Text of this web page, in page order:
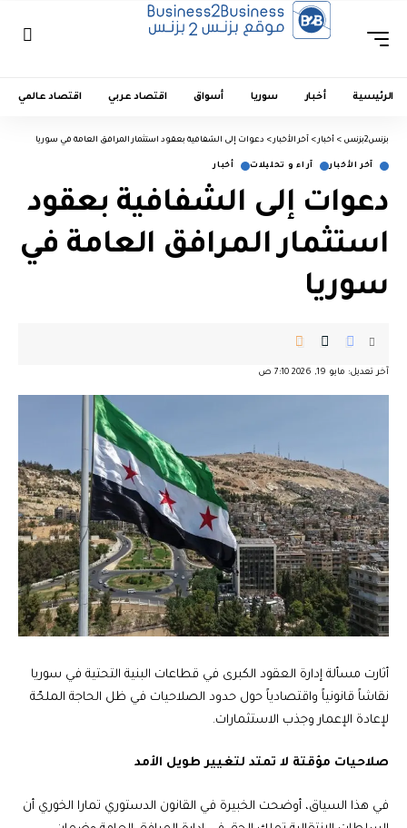
الرئيسية أخبار سوريا أسواق اقتصاد عربي اقتصاد عالمي
بزنس2بزنس > أخبار > آخر الأخبار > دعوات إلى الشفافية بعقود استثمار المرافق العامة في سوريا
آخر الأخبار آراء و تحليلات أخبار
دعوات إلى الشفافية بعقود
استثمار المرافق العامة في
سوريا
آخر تعديل: مايو 19, 2026 7:10 ص
أثارت مسألة إدارة العقود الكبرى في قطاعات البنية التحتية في سوريا
نقاشاً قانونياً واقتصادياً حول حدود الصلاحيات في ظل الحاجة الملحّة
لإعادة الإعمار وجذب الاستثمارات.
صلاحيات مؤقتة لا تمتد لتغيير طويل الأمد
في هذا السياق، أوضحت الخبيرة في القانون الدستوري تمارا الخوري أن